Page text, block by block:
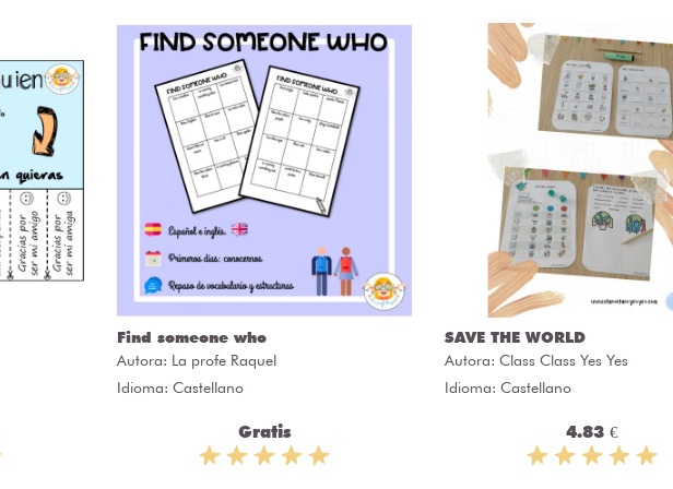
Find someone who
Autora: La profe Raquel
Idioma: Castellano
Gratis
SAVE THE WORLD
Autora: Class Class Yes Yes
Idioma: Castellano
4.83 €